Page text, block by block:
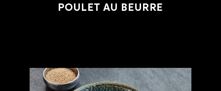
POULET AU BEURRE